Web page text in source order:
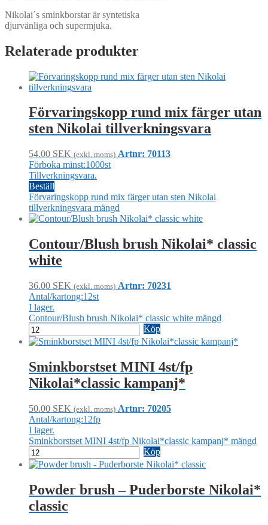
Nikolai´s sminkborstar är syntetiska
djurvänliga och supermjuka.
Relaterade produkter
Förvaringskopp rund mix färger utan
sten Nikolai tillverkningsvara
54.00 SEK (exkl. moms) Artnr: 70113
Förboka minst:1000st
Tillverkningsvara.
Beställ
Förvaringskopp rund mix färger utan sten Nikolai
tillverkningsvara mängd
Contour/Blush brush Nikolai* classic
white
36.00 SEK (exkl. moms) Artnr: 70231
Antal/kartong:12st
I lager.
Contour/Blush brush Nikolai* classic white mängd
Köp
Sminkborstset MINI 4st/fp
Nikolai*classic kampanj*
50.00 SEK (exkl. moms) Artnr: 70205
Antal/kartong:12fp
I lager.
Sminkborstset MINI 4st/fp Nikolai*classic kampanj* mängd
Köp
Powder brush – Puderborste Nikolai*
classic